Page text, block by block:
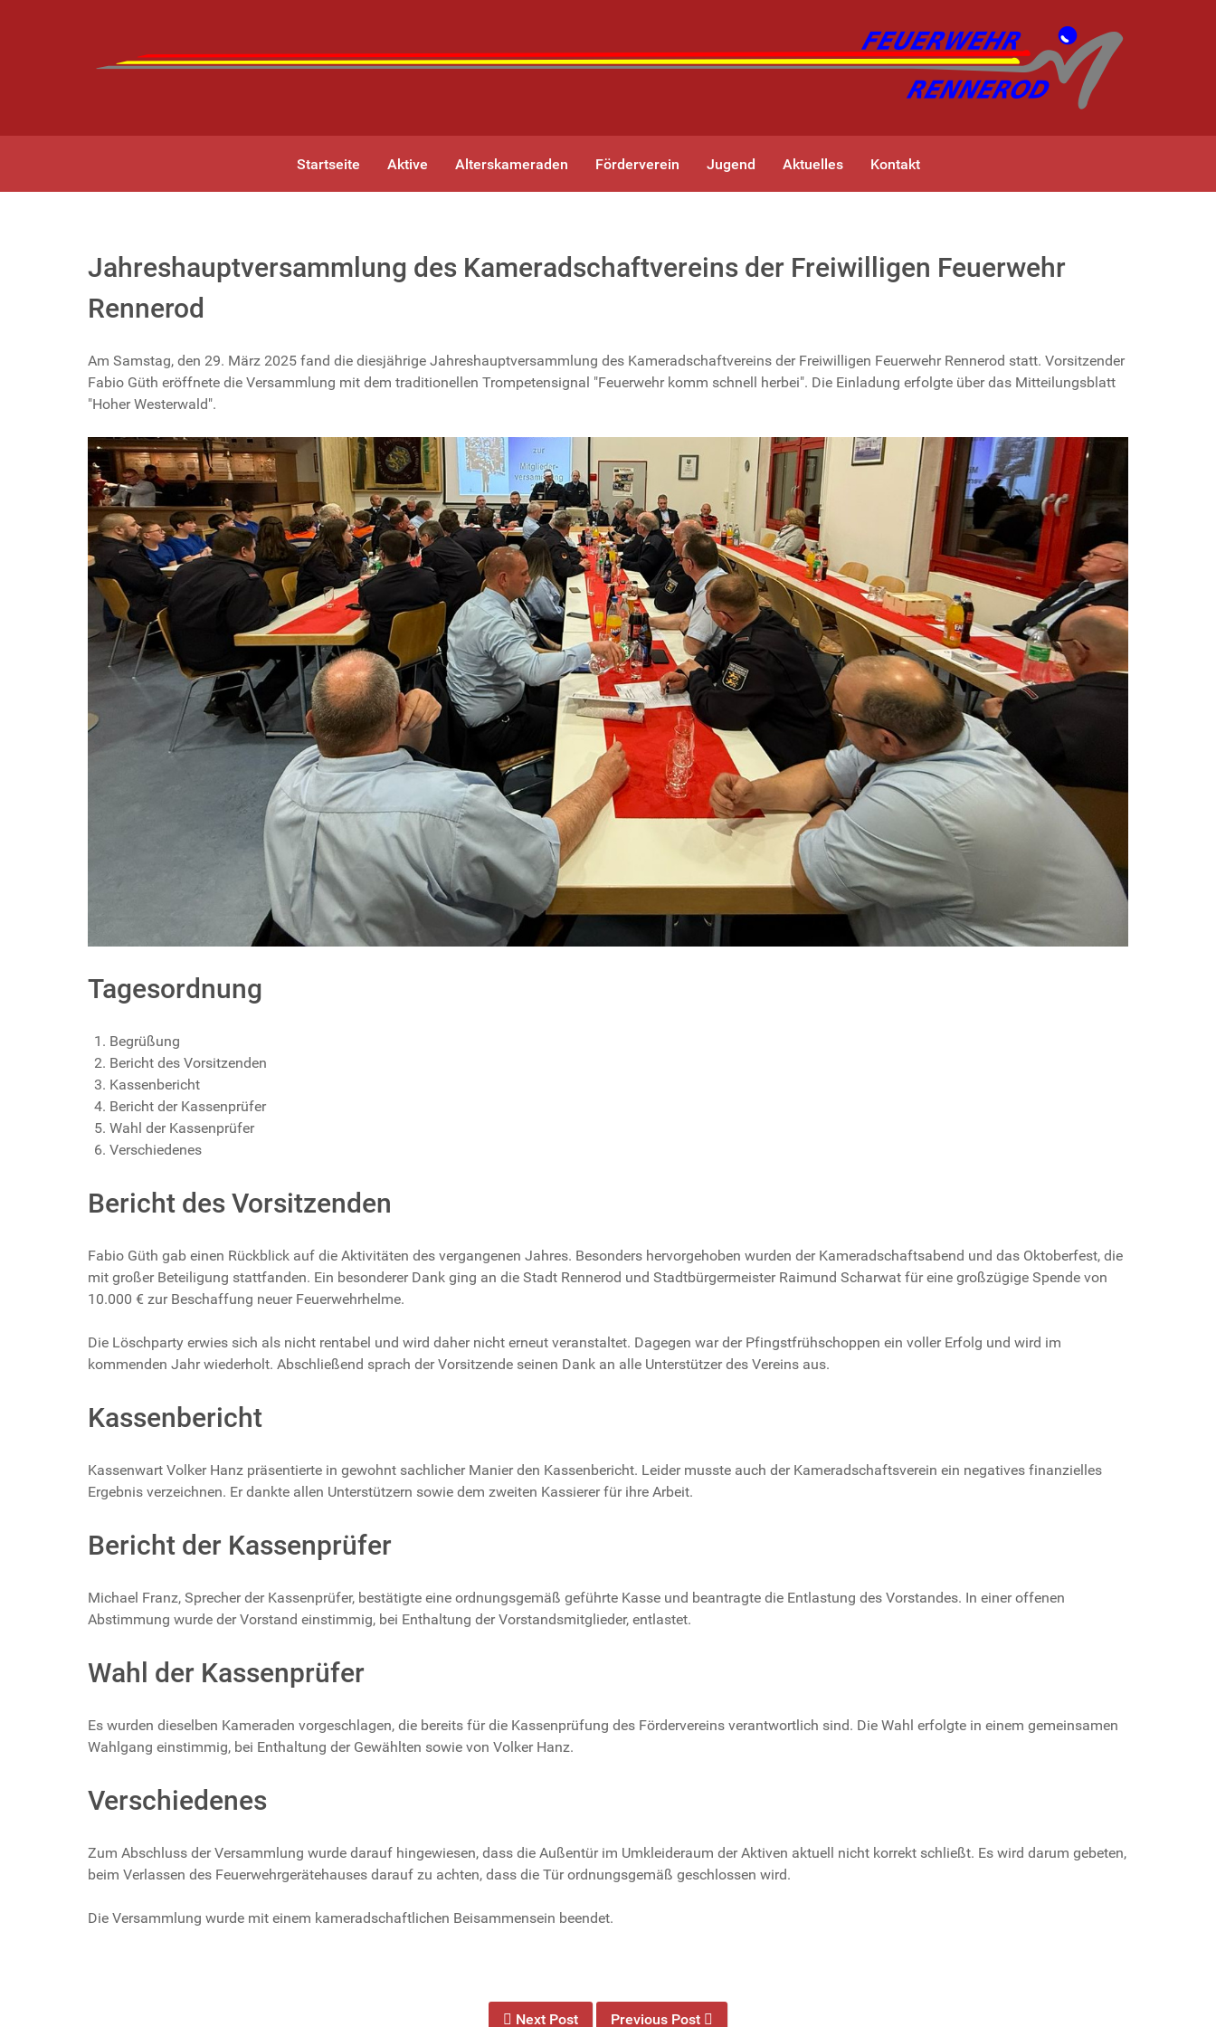
Startseite Aktive Alterskameraden Förderverein Jugend Aktuelles Kontakt
Jahreshauptversammlung des Kameradschaftvereins der Freiwilligen Feuerwehr
Rennerod
Am Samstag, den 29. März 2025 fand die diesjährige Jahreshauptversammlung des Kameradschaftvereins der Freiwilligen Feuerwehr Rennerod statt. Vorsitzender
Fabio Güth eröffnete die Versammlung mit dem traditionellen Trompetensignal "Feuerwehr komm schnell herbei". Die Einladung erfolgte über das Mitteilungsblatt
"Hoher Westerwald".
Tagesordnung
Begrüßung
Bericht des Vorsitzenden
Kassenbericht
Bericht der Kassenprüfer
Wahl der Kassenprüfer
Verschiedenes
Bericht des Vorsitzenden
Fabio Güth gab einen Rückblick auf die Aktivitäten des vergangenen Jahres. Besonders hervorgehoben wurden der Kameradschaftsabend und das Oktoberfest, die
mit großer Beteiligung stattfanden. Ein besonderer Dank ging an die Stadt Rennerod und Stadtbürgermeister Raimund Scharwat für eine großzügige Spende von
10.000 € zur Beschaffung neuer Feuerwehrhelme.
Die Löschparty erwies sich als nicht rentabel und wird daher nicht erneut veranstaltet. Dagegen war der Pfingstfrühschoppen ein voller Erfolg und wird im
kommenden Jahr wiederholt. Abschließend sprach der Vorsitzende seinen Dank an alle Unterstützer des Vereins aus.
Kassenbericht
Kassenwart Volker Hanz präsentierte in gewohnt sachlicher Manier den Kassenbericht. Leider musste auch der Kameradschaftsverein ein negatives finanzielles
Ergebnis verzeichnen. Er dankte allen Unterstützern sowie dem zweiten Kassierer für ihre Arbeit.
Bericht der Kassenprüfer
Michael Franz, Sprecher der Kassenprüfer, bestätigte eine ordnungsgemäß geführte Kasse und beantragte die Entlastung des Vorstandes. In einer offenen
Abstimmung wurde der Vorstand einstimmig, bei Enthaltung der Vorstandsmitglieder, entlastet.
Wahl der Kassenprüfer
Es wurden dieselben Kameraden vorgeschlagen, die bereits für die Kassenprüfung des Fördervereins verantwortlich sind. Die Wahl erfolgte in einem gemeinsamen
Wahlgang einstimmig, bei Enthaltung der Gewählten sowie von Volker Hanz.
Verschiedenes
Zum Abschluss der Versammlung wurde darauf hingewiesen, dass die Außentür im Umkleideraum der Aktiven aktuell nicht korrekt schließt. Es wird darum gebeten,
beim Verlassen des Feuerwehrgerätehauses darauf zu achten, dass die Tür ordnungsgemäß geschlossen wird.
Die Versammlung wurde mit einem kameradschaftlichen Beisammensein beendet.
Next Post Previous Post